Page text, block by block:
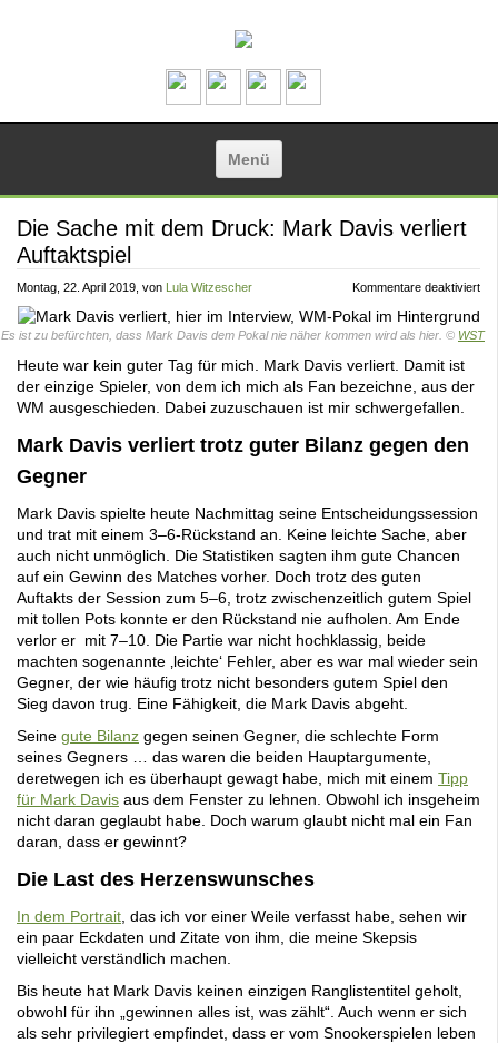
Menü
Die Sache mit dem Druck: Mark Davis verliert
Auftaktspiel
Montag, 22. April 2019 , von Lula Witzescher Kommentare deaktiviertfür
mit
Es ist zu befürchten, dass Mark Davis dem Pokal nie näher kommen wird als hier. © WST
Heute war kein guter Tag für mich. Mark Davis verliert. Damit ist
der einzige Spieler, von dem ich mich als Fan bezeichne, aus der
WM ausgeschieden. Dabei zuzuschauen ist mir schwergefallen.
Mark Davis verliert trotz guter Bilanz gegen den
Gegner
Mark Davis spielte heute Nachmittag seine Entscheidungssession
und trat mit einem 3–6-Rückstand an. Keine leichte Sache, aber
auch nicht unmöglich. Die Statistiken sagten ihm gute Chancen
auf ein Gewinn des Matches vorher. Doch trotz des guten
Auftakts der Session zum 5–6, trotz zwischenzeitlich gutem Spiel
mit tollen Pots konnte er den Rückstand nie aufholen. Am Ende
verlor er mit 7–10. Die Partie war nicht hochklassig, beide
machten sogenannte ‚leichte‘ Fehler, aber es war mal wieder sein
Gegner, der wie häufig trotz nicht besonders gutem Spiel den
Sieg davon trug. Eine Fähigkeit, die Mark Davis abgeht.
Seine gute Bilanz gegen seinen Gegner, die schlechte Form
seines Gegners … das waren die beiden Hauptargumente,
deretwegen ich es überhaupt gewagt habe, mich mit einem Tipp
für Mark Davis aus dem Fenster zu lehnen. Obwohl ich insgeheim
nicht daran geglaubt habe. Doch warum glaubt nicht mal ein Fan
daran, dass er gewinnt?
Die Last des Herzenswunsches
In dem Portrait , das ich vor einer Weile verfasst habe, sehen wir
ein paar Eckdaten und Zitate von ihm, die meine Skepsis
vielleicht verständlich machen.
Bis heute hat Mark Davis keinen einzigen Ranglistentitel geholt,
obwohl für ihn „gewinnen alles ist, was zählt“. Auch wenn er sich
als sehr privilegiert empfindet, dass er vom Snookerspielen leben